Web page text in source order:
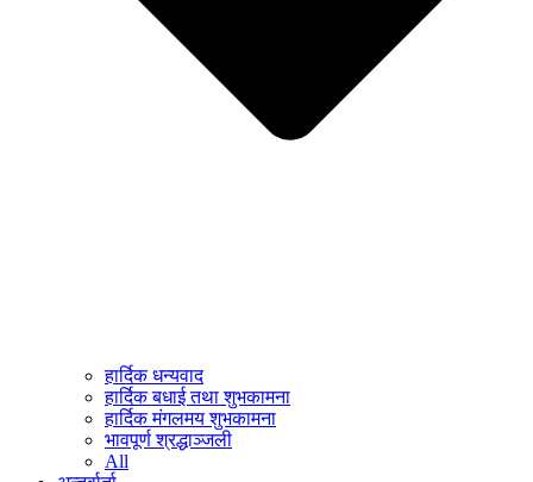
हार्दिक धन्यवाद
हार्दिक बधाई तथा शुभकामना
हार्दिक मंगलमय शुभकामना
भावपूर्ण श्रद्धाञ्जली
All